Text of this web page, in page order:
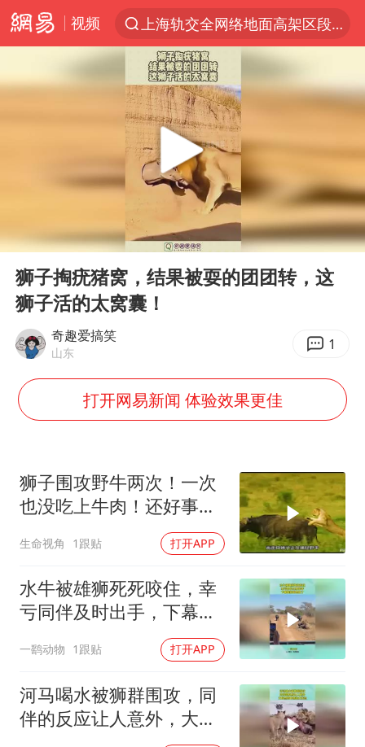
视频
跨界融合拉长夏日经济消费链条
白海豚逼近浙闽沿海
国足U17与阿森纳决赛取消 并列冠军
白海豚5次眼壁置换
王艺迪无缘横滨赛决赛
杭州部分地铁高架段临时停运
2025年小学教师减少13.19万
武契奇会见泽连斯基有何意图
上海大部迎大暴雨
《龙餐馆》 冲奖
“伊斯兰版北约”出现
伯克希尔净买入约200亿美元股票
以军士兵把枪口对准中国记者
Play
00:00 00:13
狮子掏疣猪窝，结果被耍的团团转，这
狮子活的太窝囊！
奇趣爱搞笑
山东 1
打开网易新闻 体验效果更佳
狮子围攻野牛两次！一次
也没吃上牛肉！还好事不
生命视角 1跟贴 打开APP
水牛被雄狮死死咬住，幸
亏同伴及时出手，下幕雄
一鹞动物 1跟贴 打开APP
河马喝水被狮群围攻，同
伴的反应让人意外，大自